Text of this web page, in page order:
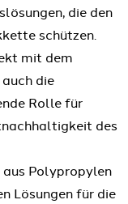
die den
schützen.
mit dem
die
Rolle für
des
Polypropylen
Lösungen für die